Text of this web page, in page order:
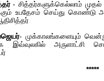
- சித்தர்களுக்கெல்லாம்
உபதேசம் செய்து
- முக்காலங்களையும்
இவ்வுலகில்
*****